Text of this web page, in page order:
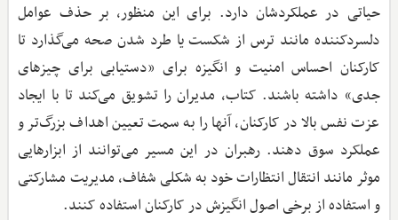
حیاتی در عملکردشان دارد. برای این منظور، بر حذف عوامل
دلسردکننده مانند ترس از شکست یا طرد شدن صحه می‌گذارد تا
کارکنان احساس امنیت و انگیزه برای «دستیابی برای چیزهای
جدی» داشته باشند. کتاب، مدیران را تشویق می‌کند تا با ایجاد
عزت نفس بالا در کارکنان، آنها را به سمت تعیین اهداف بزرگ‌تر و
عملکرد سوق دهند. رهبران در این مسیر می‌توانند از ابزارهایی
موثر مانند انتقال انتظارات خود به شکلی شفاف، مدیریت مشارکتی
و استفاده از برخی اصول انگیزش در کارکنان استفاده کنند.